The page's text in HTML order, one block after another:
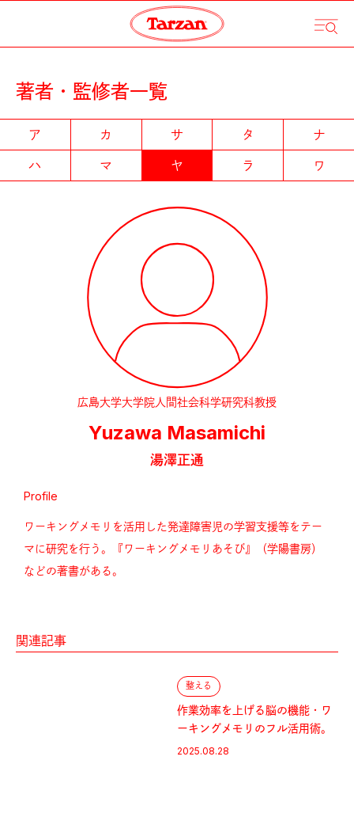
著者・監修者一覧
ア カ サ タ
ナ
ハ
マ ヤ ラ ワ
広島大学大学院人間社会科学研究科教授
Yuzawa Masamichi
湯澤正通
Profile
ワーキングメモリを活用した発達障害児の学習支援等をテー
マに研究を行う。『ワーキングメモリあそび』（学陽書房）
などの著書がある。
関連記事
整える
作業効率を上げる脳の機能・ワ
ーキングメモリのフル活用術。
2025.08.28